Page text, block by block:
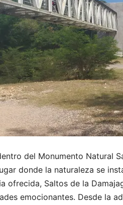
del Monumento Natural
donde la naturaleza se
ofrecida, Saltos de la
emocionantes. Desde la